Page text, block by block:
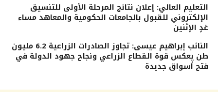
التعليم العالي: إعلان نتائج المرحلة الأولى للتنسيق
الإلكتروني للقبول بالجامعات الحكومية والمعاهد مساء
غدٍ الإثنين
النائب إبراهيم عيسى: تجاوز الصادرات الزراعية 6.2 مليون
طن يعكس قوة القطاع الزراعي ونجاح جهود الدولة في
فتح أسواق جديدة